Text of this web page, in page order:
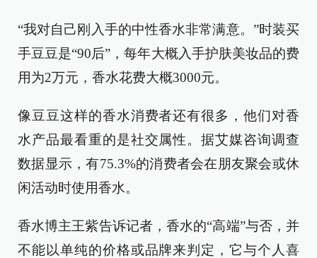
“我对自己刚入手的中性香水非常满意。”时装买
手豆豆是“90后”，每年大概入手护肤美妆品的费
用为2万元，香水花费大概3000元。
像豆豆这样的香水消费者还有很多，他们对香
水产品最看重的是社交属性。据艾媒咨询调查
数据显示，有75.3%的消费者会在朋友聚会或休
闲活动时使用香水。
香水博主王紫告诉记者，香水的“高端”与否，并
不能以单纯的价格或品牌来判定，它与个人喜